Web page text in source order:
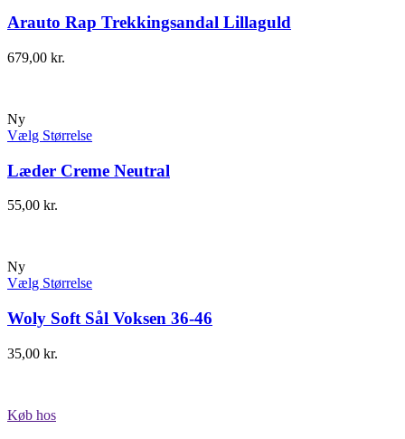
Arauto Rap Trekkingsandal Lillaguld
679,00 kr.
Ny
Vælg Størrelse
Læder Creme Neutral
55,00 kr.
Ny
Vælg Størrelse
Woly Soft Sål Voksen 36-46
35,00 kr.
Køb hos